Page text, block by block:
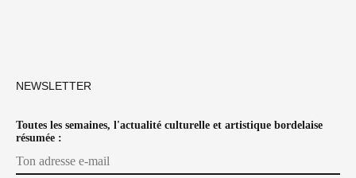
NEWSLETTER
Toutes les semaines, l'actualité culturelle et artistique bordelaise
résumée :